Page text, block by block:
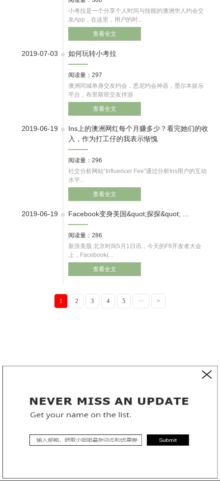
小考拉是一个分享个人时间与技能的澳洲华人约会交
友App，在这里，用户的时...
查看全文
2019-07-03 如何玩转小考拉
阅读量：297
澳洲同城单身交友约会，悉尼约会神器，墨尔本娱乐
平台，布里斯班交友伴游
查看全文
2019-06-19
​Ins上的澳洲网红每个月赚多少？看完她们的收
入，作为打工仔的我表示惭愧
阅读量：296
社交分析网站“Influencer Fee”通过分析Ins用户的互动
水平...
查看全文
2019-06-19 ​Facebook变身美国&quot;探探&quot; ...
阅读量：286
新浪美股 北京时间5月1日讯，今天的F8开发者大会
上，Facebook(...
查看全文
1 2 3 4 5 ··· >